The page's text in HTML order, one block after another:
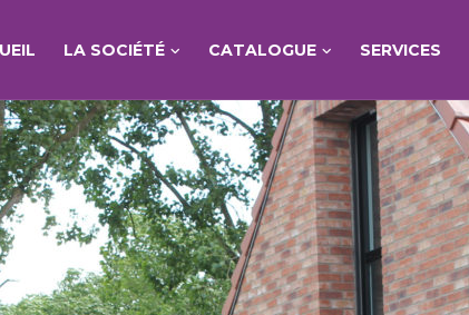
LA SOCIÉTÉ CATALOGUE SERVICES